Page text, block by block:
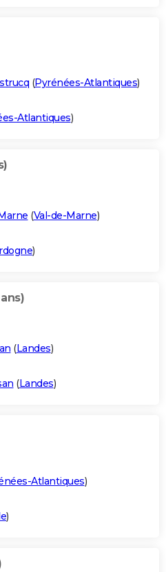
(Pyrénées-Atlantiques)
Atlantiques)
(Val-de-Marne)
)
(Landes)
(Landes)
Atlantiques)
)